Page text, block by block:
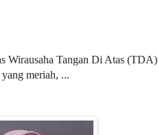
Wirausaha Tangan Di Atas (TDA)
meriah, ...